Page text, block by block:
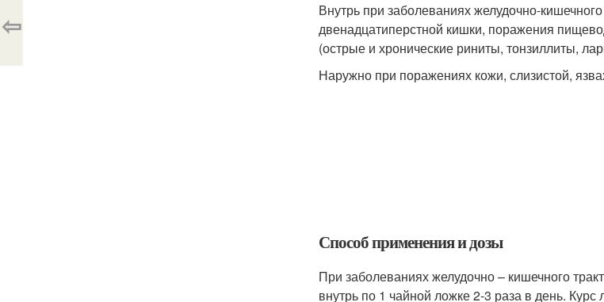
Внутрь при заболеваниях желудочно-
двенадцатиперстной кишки, поражения
(острые и хронические риниты, тонзиллиты,
Наружно при поражениях кожи, слизистой,
Способ применения и дозы
При заболеваниях желудочно – кишечного
внутрь по 1 чайной ложке 2-3 раза в день.
⇦